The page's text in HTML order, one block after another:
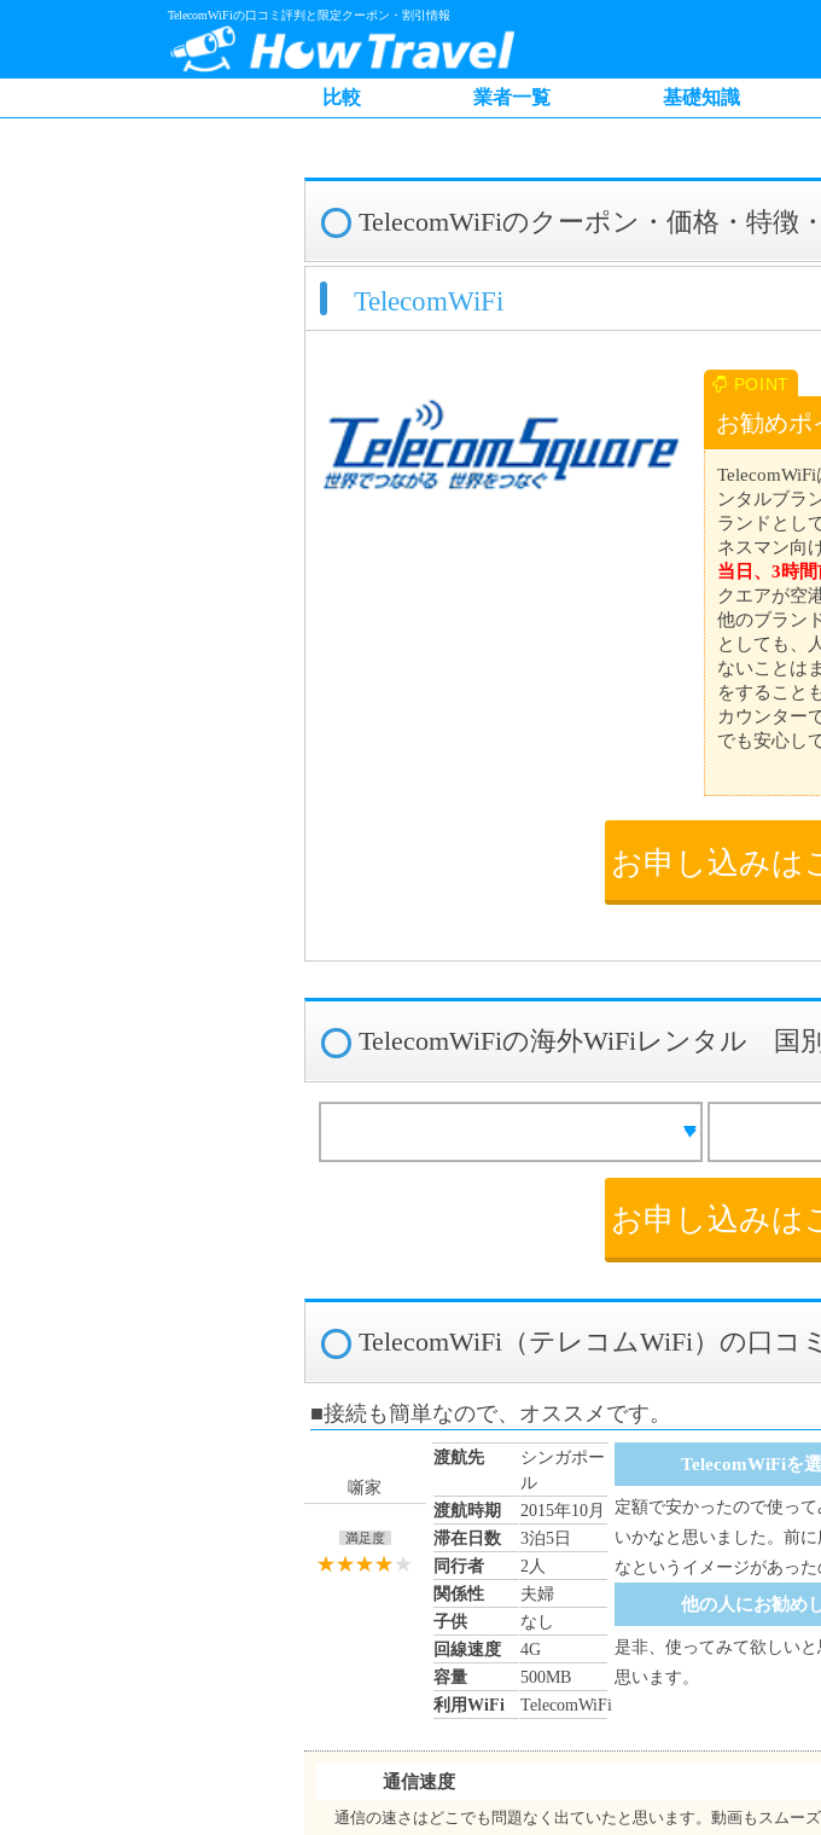
TelecomWiFiの口コミ評判と限定クーポン・割引情報
比較 業者一覧 基礎知識
TelecomWiFiのクーポン・価格・特徴
TelecomWiFi
お勧めポ
ンタルブラ
ランドとし
ネスマン向
当日、3時
クエアが空
他のブラン
としても、
ないことは
をすること
カウンター
でも安心し
お申し込みは
TelecomWiFiの海外WiFiレンタル 国
お申し込みは
TelecomWiFi（テレコムWiFi）の口コ
■接続も簡単なので、オススメです。
噺家
満足度
渡航先
シンガポー
ル
渡航時期
2015年10月
滞在日数
3泊5日
同行者
2人
関係性
夫婦
子供
なし
回線速度
4G
容量
500MB
利用WiFi
TelecomWiFi
TelecomWiFiを
定額で安かったので使っ
いかなと思いました。前
なというイメージがあった
他の人にお勧め
是非、使ってみて欲しい
思います。
通信速度
通信の速さはどこでも問題なく出ていたと思います。動画もスムー